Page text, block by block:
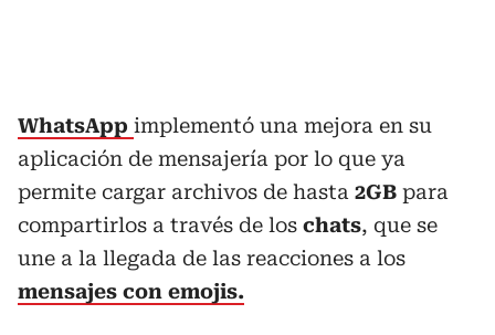
WhatsApp implementó una mejora en su
aplicación de mensajería por lo que ya
permite cargar archivos de hasta 2GB para
compartirlos a través de los chats, que se
une a la llegada de las reacciones a los
mensajes con emojis.